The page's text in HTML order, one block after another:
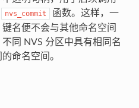
nvs_commit
函数。这样，一
名便不会与其他命名空间
同 NVS 分区中具有相同名
命名空间。